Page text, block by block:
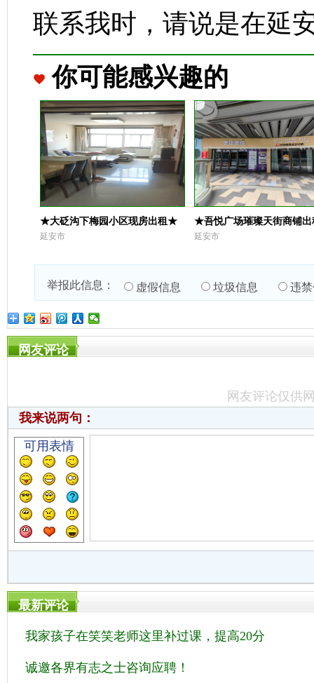
联系我时，请说是在延
你可能感兴趣的
★大砭沟下梅园小区现房出租★
延安市
★吾悦广场璀璨天街商铺
延安市
举报此信息： 虚假信息 垃圾信息 违
网友评论
网友评论仅供
我来说两句：
可用表情
最新评论
我家孩子在笑笑老师这里补过课，提高20分
诚邀各界有志之士咨询应聘！